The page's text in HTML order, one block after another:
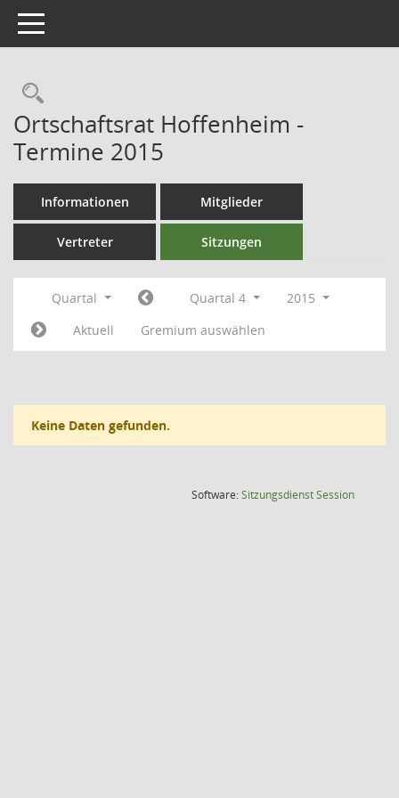
Toggle navigation
Ortschaftsrat Hoffenheim -
Termine 2015
Informationen Mitglieder
Vertreter Sitzungen
Quartal Quartal 4
2015
Aktuell
Gremium auswählen
Keine Daten gefunden.
Software:SitzungsdienstSession(Wird in